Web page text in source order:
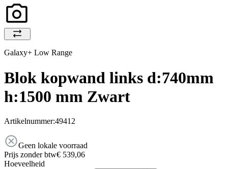
Galaxy+ Low Range
Blok kopwand links d:740mm
h:1500 mm Zwart
Artikelnummer:49412
Geen lokale voorraad
Prijs zonder btw€ 539,06
Hoeveelheid